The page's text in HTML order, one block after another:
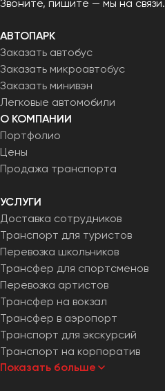
Звоните, пишите — мы на связи.
АВТОПАРК
Заказать автобус
Заказать микроавтобус
Заказать минивэн
Легковые автомобили
О КОМПАНИИ
Портфолио
Цены
Продажа транспорта
УСЛУГИ
Доставка сотрудников
Транспорт для туристов
Перевозка школьников
Трансфер для спортсменов
Перевозка артистов
Трансфер на вокзал
Трансфер в аэропорт
Транспорт для экскурсий
Транспорт на корпоратив
Показать больше